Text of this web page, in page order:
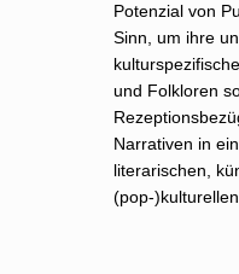
Potenzial von
Sinn, um ihre
und Folkloren
Narrativen in
literarischen,
(pop-